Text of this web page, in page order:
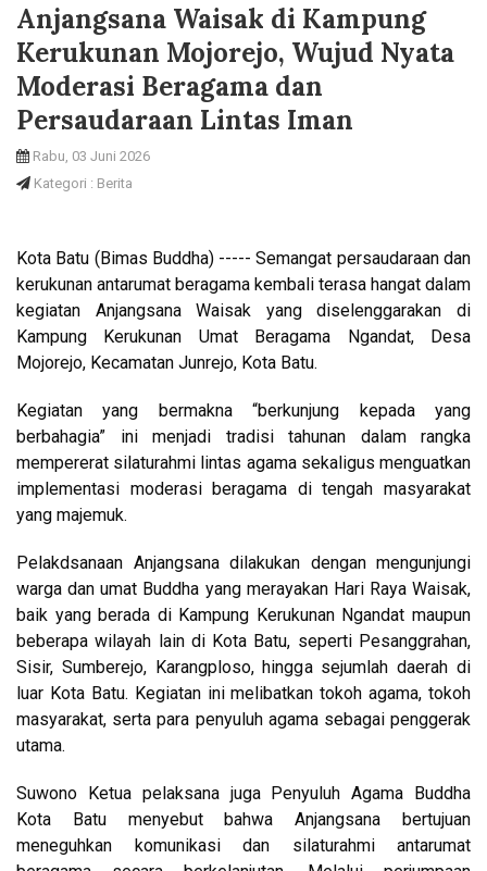
Anjangsana Waisak di Kampung
Kerukunan Mojorejo, Wujud Nyata
Moderasi Beragama dan
Persaudaraan Lintas Iman
Rabu, 03 Juni 2026
Kategori : Berita
Kota Batu (Bimas Buddha) ----- Semangat persaudaraan dan
kerukunan antarumat beragama kembali terasa hangat dalam
kegiatan Anjangsana Waisak yang diselenggarakan di
Kampung Kerukunan Umat Beragama Ngandat, Desa
Mojorejo, Kecamatan Junrejo, Kota Batu.
Kegiatan yang bermakna “berkunjung kepada yang
berbahagia” ini menjadi tradisi tahunan dalam rangka
mempererat silaturahmi lintas agama sekaligus menguatkan
implementasi moderasi beragama di tengah masyarakat
yang majemuk.
Pelakdsanaan Anjangsana dilakukan dengan mengunjungi
warga dan umat Buddha yang merayakan Hari Raya Waisak,
baik yang berada di Kampung Kerukunan Ngandat maupun
beberapa wilayah lain di Kota Batu, seperti Pesanggrahan,
Sisir, Sumberejo, Karangploso, hingga sejumlah daerah di
luar Kota Batu. Kegiatan ini melibatkan tokoh agama, tokoh
masyarakat, serta para penyuluh agama sebagai penggerak
utama.
Suwono Ketua pelaksana juga Penyuluh Agama Buddha
Kota Batu menyebut bahwa Anjangsana bertujuan
meneguhkan komunikasi dan silaturahmi antarumat